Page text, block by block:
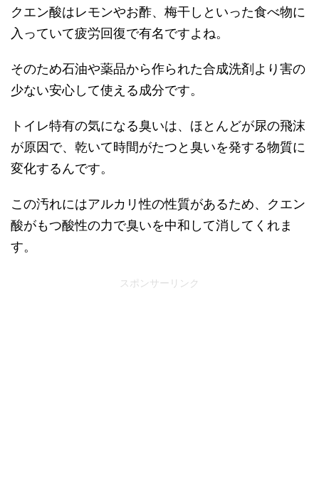
クエン酸はレモンやお酢、梅干しといった食べ物に
入っていて疲労回復で有名ですよね。
そのため石油や薬品から作られた合成洗剤より害の
少ない安心して使える成分です。
トイレ特有の気になる臭いは、ほとんどが尿の飛沫
が原因で、乾いて時間がたつと臭いを発する物質に
変化するんです。
この汚れにはアルカリ性の性質があるため、クエン
酸がもつ酸性の力で臭いを中和して消してくれま
す。
スポンサーリンク